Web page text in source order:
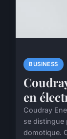
BUSINESS
en
Coudray
se distingue
domotique.